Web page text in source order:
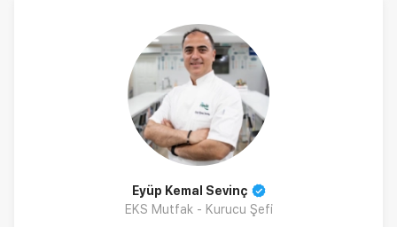
Eyüp Kemal Sevinç
EKS Mutfak - Kurucu Şefi